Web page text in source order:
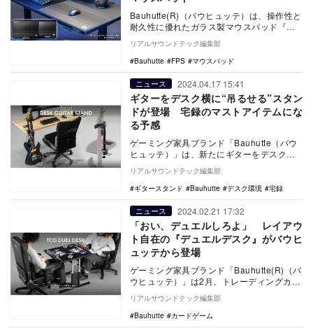
Bauhutte(R)（バウヒュッテ）は、操作性と
耐久性に優れたガラス製マウスパッド『ゲ
ーミングガラスマウスパッド BMP-G4…
リアルサウンドテック編集部
Bauhutte
FPS マウスパッド
ニュース 2024.04.17 15:41
ギターをデスク横に“吊るせる”スタン
ドが登場 宅録のマストアイテムにな
る予感
ゲーミング家具ブランド「Bauhutte（バウ
ヒュッテ）」は、新たにギターをデスク横
に吊り下げられるクランプ式スタンド『デ
スクギ…
リアルサウンドテック編集部
ギタースタンド
Bauhutte デスク環境 宅録
ニュース 2024.02.21 17:32
「おい、デュエルしろよ」 レイアウ
ト自在の『デュエルデスク』がバウヒ
ュッテから登場
ゲーミング家具ブランド「Bauhutte(R)（バ
ウヒュッテ）」は2月、トレーディングカー
ドゲーマーに贈る専用ゲーミングデスク
「…
リアルサウンドテック編集部
Bauhutte
カードゲーム